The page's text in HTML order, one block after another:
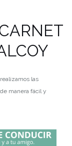
las
manera fácil y